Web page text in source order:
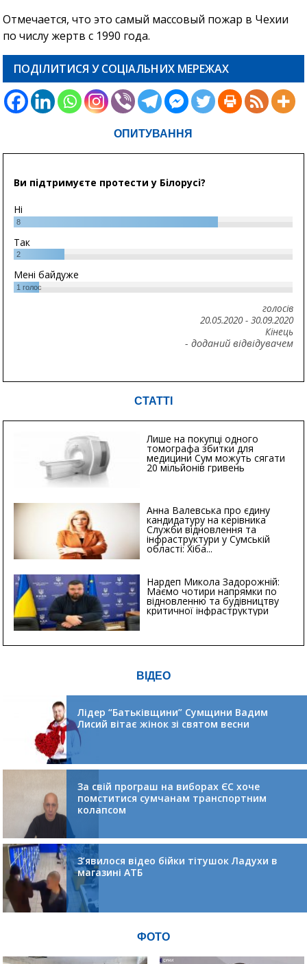
Отмечается, что это самый массовый пожар в Чехии
по числу жертв с 1990 года.
ПОДІЛИТИСЯ У СОЦІАЛЬНИХ МЕРЕЖАХ
ОПИТУВАННЯ
Ви підтримуєте протести у Білорусі?
Ні
8
Так
2
Мені байдуже
1 голос
голосів
20.05.2020- 30.09.2020
Кінець
- доданий відвідувачем
СТАТТІ
Лише на покупці одного
томографа збитки для
медицини Сум можуть сягати
20 мільйонів гривень
Анна Валевська про єдину
кандидатуру на керівника
Служби відновлення та
інфраструктури у Сумській
області: Хіба...
Нардеп Микола Задорожній:
Маємо чотири напрямки по
відновленню та будівництву
критичної інфраструктури
ВІДЕО
Лідер “Батьківщини” Сумщини Вадим
Лисий вітає жінок зі святом весни
За свій програш на виборах ЄС хоче
помститися сумчанам транспортним
колапсом
З’явилося відео бійки тітушок Ладухи в
магазині АТБ
ФОТО